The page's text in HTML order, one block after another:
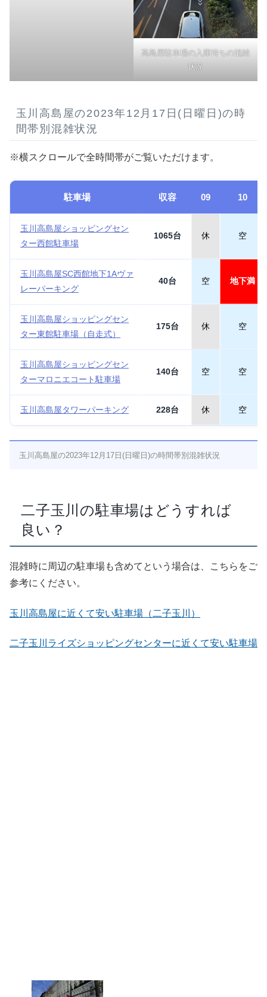
高島屋駐車場の入庫待ちの混雑
状況
玉川高島屋の2023年12月17日(日曜日)の時
間帯別混雑状況
※横スクロールで全時間帯がご覧いただけます。
駐車場 収容 09 10
玉川高島屋ショッピングセン
ター西館駐車場
1065台 休 空
玉川高島屋SC西館地下1Aヴァ
レーパーキング
40台 空 地下満
玉川高島屋ショッピングセン
ター東館駐車場（自走式）
175台 休 空
玉川高島屋ショッピングセン
ターマロニエコート駐車場
140台 空 空
玉川高島屋タワーパーキング 228台 休 空
玉川高島屋の2023年12月17日(日曜日)の時間帯別混雑状況
二子玉川の駐車場はどうすれば
良い？
混雑時に周辺の駐車場も含めてという場合は、こちらをご
参考にください。
玉川高島屋に近くて安い駐車場（二子玉川）
二子玉川ライズショッピングセンターに近くて安い駐車場